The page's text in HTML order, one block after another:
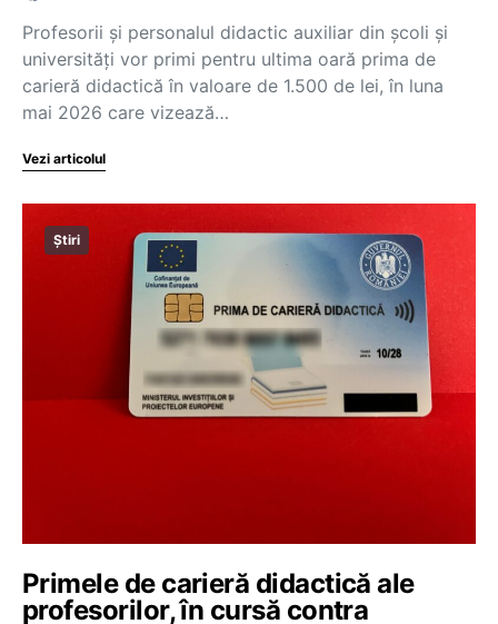
Profesorii și personalul didactic auxiliar din școli și
universități vor primi pentru ultima oară prima de
carieră didactică în valoare de 1.500 de lei, în luna
mai 2026 care vizează…
Vezi articolul
Știri
Primele de carieră didactică ale
profesorilor, în cursă contra